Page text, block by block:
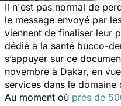
Il n'est pas normal de
le message envoyé par
viennent de finaliser leur
dédié à la santé bucco-
s’appuyer sur ce
novembre à Dakar, en
services dans le domaine
Au moment où près de